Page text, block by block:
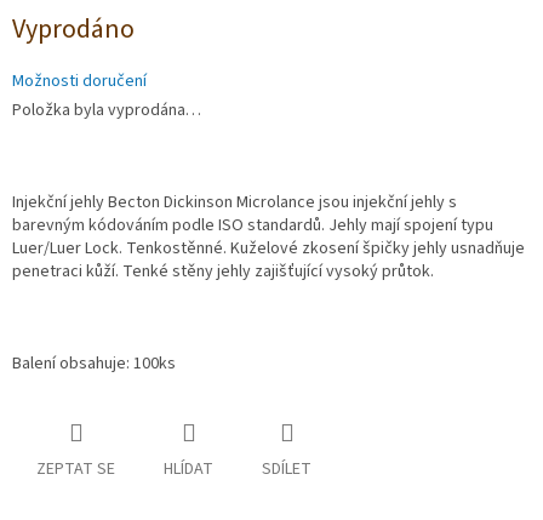
cena:
Vyprodáno
Možnosti doručení
Položka byla vyprodána…
Injekční jehly Becton Dickinson Microlance jsou injekční jehly s
barevným kódováním podle ISO standardů. Jehly mají spojení typu
Luer/Luer Lock. Tenkostěnné. Kuželové zkosení špičky jehly usnadňuje
penetraci kůží. Tenké stěny jehly zajišťující vysoký průtok.
Balení obsahuje: 100ks
ZEPTAT SE HLÍDAT SDÍLET